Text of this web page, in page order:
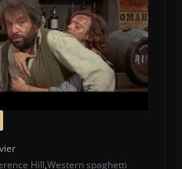
Hill,Western spaghetti